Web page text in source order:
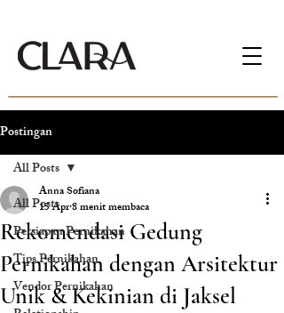
Postingan
All Posts
Persiapan Pernikahan
Tips Pernikahan
Vendor Pernikahan
All Posts
Rekomendasi Gedung
Pernikahan dengan Arsitektur
Unik & Kekinian di Jaksel
Anna Sofiana
15 Apr8 menit membaca